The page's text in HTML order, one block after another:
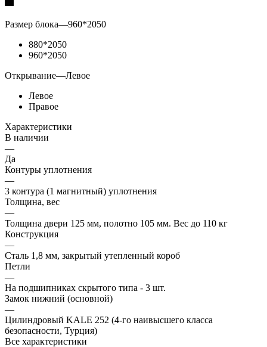
Размер блока—960*2050
880*2050
960*2050
Открывание—Левое
Левое
Правое
Характеристики
В наличии
—
Да
Контуры уплотнения
—
3 контура (1 магнитный) уплотнения
Толщина, вес
—
Толщина двери 125 мм, полотно 105 мм. Вес до 110 кг
Конструкция
—
Сталь 1,8 мм, закрытый утепленный короб
Петли
—
На подшипниках скрытого типа - 3 шт.
Замок нижний (основной)
—
Цилиндровый KALE 252 (4-го наивысшего класса
безопасности, Турция)
Все характеристики